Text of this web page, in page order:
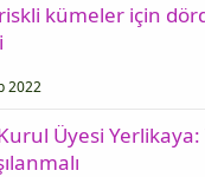
kümeler için
2022
Üyesi